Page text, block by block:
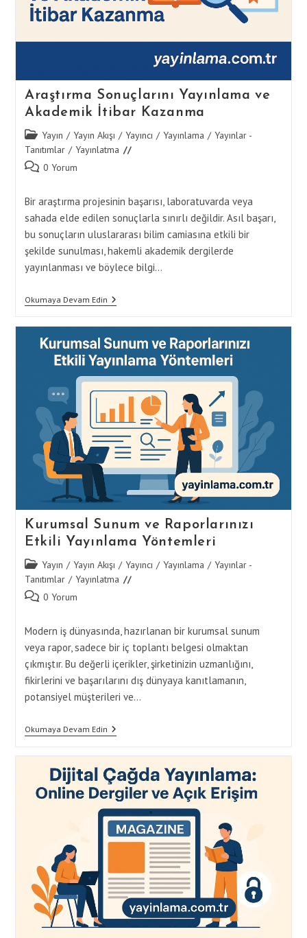
Araştırma Sonuçlarını Yayınlama ve
Akademik İtibar Kazanma
Post
category:
Yayın / Yayın Akışı / Yayıncı / Yayınlama / Yayınlar -
Tanıtımlar / Yayınlatma
Post 0 Yorum
Bir araştırma projesinin başarısı, laboratuvarda veya
sahada elde edilen sonuçlarla sınırlı değildir. Asıl başarı,
bu sonuçların uluslararası bilim camiasına etkili bir
şekilde sunulması, hakemli akademik dergilerde
yayınlanması ve böylece bilgi…
Okumaya Devam EdinAraştırma
Akademik
İtibar
Kazanma
Kurumsal Sunum ve Raporlarınızı
Etkili Yayınlama Yöntemleri
Post
category:
Yayın / Yayın Akışı / Yayıncı / Yayınlama / Yayınlar -
Tanıtımlar / Yayınlatma
Post 0 Yorum
Modern iş dünyasında, hazırlanan bir kurumsal sunum
veya rapor, sadece bir iç toplantı belgesi olmaktan
çıkmıştır. Bu değerli içerikler, şirketinizin uzmanlığını,
fikirlerini ve başarılarını dış dünyaya kanıtlamanın,
potansiyel müşterileri ve…
Okumaya Devam EdinKurumsal
Sunum
Etkili
Yayınlama
Yöntemleri